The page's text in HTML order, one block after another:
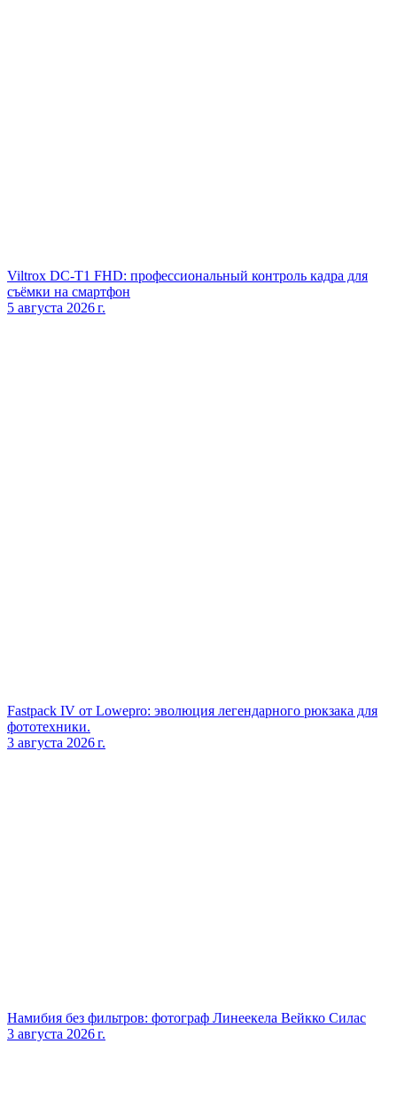
Viltrox DC‑T1 FHD: профессиональный контроль кадра для
съёмки на смартфон
5 августа 2026 г.
Fastpack IV от Lowepro: эволюция легендарного рюкзака для
фототехники.
3 августа 2026 г.
Намибия без фильтров: фотограф Линеекела Вейкко Силас
3 августа 2026 г.